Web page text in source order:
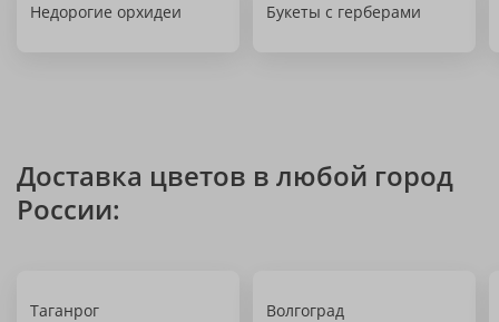
Недорогие орхидеи Букеты с герберами
Доставка цветов в любой город
России:
Таганрог Волгоград